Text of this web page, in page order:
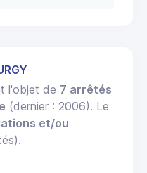
l'objet de 7 arrêtés
(dernier : 2006). Le
et/ou